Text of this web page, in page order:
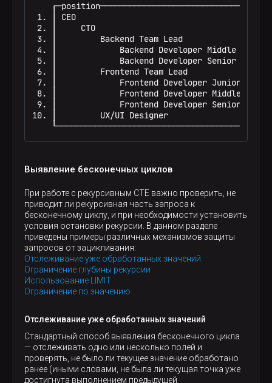
1. │ CEO                                   │
2. │     CTO                               │
3. │         Backend Team Lead             │
4. │             Backend Developer Middle  │     3 │
5. │             Backend Developer Senior  │     3 │
6. │         Frontend Team Lead            │
7. │             Frontend Developer Junior │     3 │
8. │             Frontend Developer Middle │     3 │
9. │             Frontend Developer Senior │     3 │
10. │         UX/UI Designer                │
Выявление бесконечных циклов
При работе с рекурсивным CTE важно проверить, не
приводит ли рекурсивная часть запроса к
бесконечному циклу, и при необходимости установить
условия остановки рекурсии. В данном разделе
приведены примеры различных механизмов защиты
запросов от зацикливания:
Отслеживание уже обработанных значений
Ограничение глубины рекурсии
Использование LIMIT
Ограничение по значению
Отслеживание уже обработанных значений
Стандартный способ выявления бесконечного цикла
— отслеживать одно или несколько полей и
проверять, не было ли текущее значение обработано
ранее (иными словами, не была ли текущая точка уже
достигнута выполнением предыдущей